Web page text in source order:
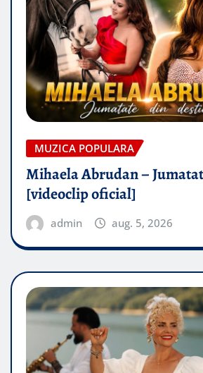
MUZICA POPULARA
Mihaela Abrudan –
[videoclip oficial]
admin aug. 5, 2026